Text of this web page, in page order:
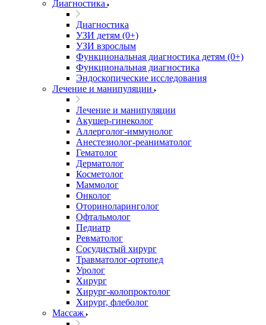
Диагностика
Диагностика
УЗИ детям (0+)
УЗИ взрослым
Функциональная диагностика детям (0+)
Функциональная диагностика
Эндоскопические исследования
Лечение и манипуляции
Лечение и манипуляции
Акушер-гинеколог
Аллерголог-иммунолог
Анестезиолог-реаниматолог
Гематолог
Дерматолог
Косметолог
Маммолог
Онколог
Оториноларинголог
Офтальмолог
Педиатр
Ревматолог
Сосудистый хирург
Травматолог-ортопед
Уролог
Хирург
Хирург-колопроктолог
Хирург, флеболог
Массаж